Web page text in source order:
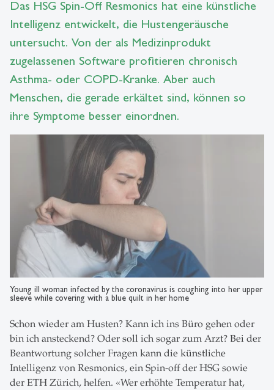
Das HSG Spin-Off Resmonics hat eine künstliche
Intelligenz entwickelt, die Hustengeräusche
untersucht. Von der als Medizinprodukt
zugelassenen Software profitieren chronisch
Asthma- oder COPD-Kranke. Aber auch
Menschen, die gerade erkältet sind, können so
ihre Symptome besser einordnen.
Young ill woman infected by the coronavirus is coughing into her upper
sleeve while covering with a blue quilt in her home
Schon wieder am Husten? Kann ich ins Büro gehen oder
bin ich ansteckend? Oder soll ich sogar zum Arzt? Bei der
Beantwortung solcher Fragen kann die künstliche
Intelligenz von Resmonics, ein Spin-off der HSG sowie
der ETH Zürich, helfen. «Wer erhöhte Temperatur hat,